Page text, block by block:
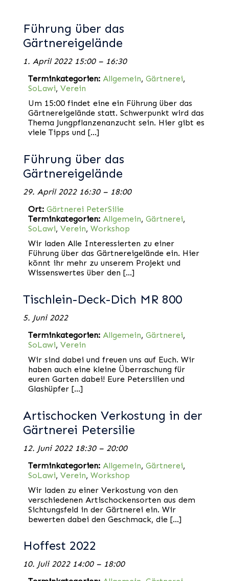
Führung über das
Gärtnereigelände
1. April 2022 15:00– 16:30
Terminkategorien: Allgemein, Gärtnerei,
SoLawi, Verein
Um 15:00 findet eine ein Führung über das
Gärtnereigelände statt. Schwerpunkt wird das
Thema Jungpflanzenanzucht sein. Hier gibt es
viele Tipps und […]
Führung über das
Gärtnereigelände
29. April 2022 16:30– 18:00
Ort: Gärtnerei PeterSilie
Terminkategorien: Allgemein, Gärtnerei,
SoLawi, Verein, Workshop
Wir laden Alle Interessierten zu einer
Führung über das Gärtnereigelände ein. Hier
könnt ihr mehr zu unserem Projekt und
Wissenswertes über den […]
Tischlein-Deck-Dich MR 800
5. Juni 2022
Terminkategorien: Allgemein, Gärtnerei,
SoLawi, Verein
Wir sind dabei und freuen uns auf Euch. Wir
haben auch eine kleine Überraschung für
euren Garten dabei! Eure Petersilien und
Glashüpfer […]
Artischocken Verkostung in der
Gärtnerei Petersilie
12. Juni 2022 18:30– 20:00
Terminkategorien: Allgemein, Gärtnerei,
SoLawi, Verein, Workshop
Wir laden zu einer Verkostung von den
verschiedenen Artischockensorten aus dem
Sichtungsfeld in der Gärtnerei ein. Wir
bewerten dabei den Geschmack, die […]
Hoffest 2022
10. Juli 2022 14:00– 18:00